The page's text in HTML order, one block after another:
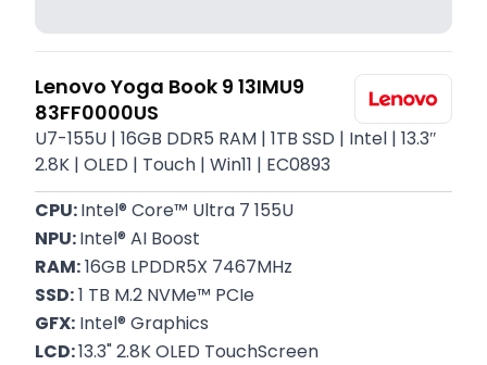
Lenovo Yoga Book 9 13IMU9
83FF0000US
U7-155U | 16GB DDR5 RAM | 1TB SSD | Intel | 13.3″
2.8K | OLED | Touch | Win11 | EC0893
CPU: Intel® Core™ Ultra 7 155U
NPU: Intel® AI Boost
RAM: 16GB LPDDR5X 7467MHz
SSD: 1 TB M.2 NVMe™ PCIe
GFX: Intel® Graphics
LCD: 13.3" 2.8K OLED TouchScreen